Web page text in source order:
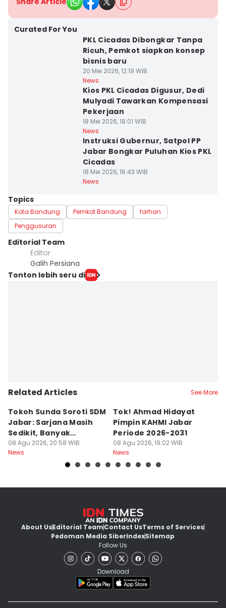
Curated For You
PKL Cicadas Dibongkar Tanpa
Ricuh, Pemkot siapkan konsep
bisnis baru
20 Mei 2026, 12:19 WIB
News
Kios PKL Cicadas Digusur, Dedi
Mulyadi Tawarkan Kompensasi
Pekerjaan
18 Mei 2026, 18:01 WIB
News
Instruksi Gubernur, Satpol PP
Jabar Bongkar Puluhan Kios PKL
Cicadas
18 Mei 2026, 16:43 WIB
News
Topics
Kota Bandung Pemkot Bandung
farhan
Penggusuran
Editorial Team
Editor
Galih Persiana
Tonton lebih seru di
Related Articles See More
Tokoh Sunda Soroti SDM
Jabar: Sarjana Masih
Sedikit, Banyak
Menganggur
08 Agu 2026, 20:58 WIB
News
Tok! Ahmad Hidayat
Pimpin KAHMI Jabar
Periode 2026-2031
08 Agu 2026, 19:02 WIB
News
About UsEditorial TeamContact UsTerms of Services
Pedoman Media SiberIndexSitemap
Follow Us
Download